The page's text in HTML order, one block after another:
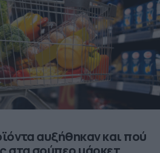
αυξήθηκαν και πού